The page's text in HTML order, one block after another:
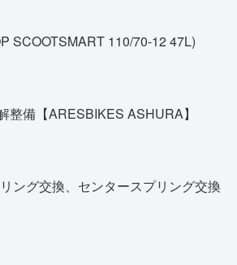
SCOOTSMART 110/70-12 47L)
整備【ARESBIKES ASHURA】
ング交換、センタースプリング交換